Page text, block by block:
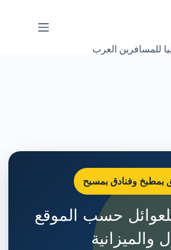
للمسافرين العرب
بمطبخ وفنادق بمسبح
حسب الموقع
والميزانية